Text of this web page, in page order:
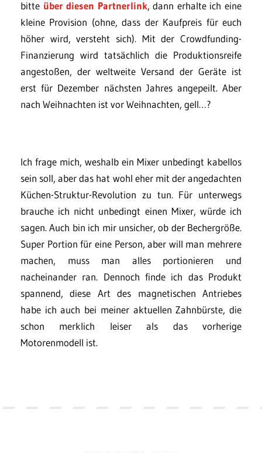
bitte über diesen Partnerlink, dann erhalte ich eine
kleine Provision (ohne, dass der Kaufpreis für euch
höher wird, versteht sich). Mit der Crowdfunding-
Finanzierung wird tatsächlich die Produktionsreife
angestoßen, der weltweite Versand der Geräte ist
erst für Dezember nächsten Jahres angepeilt. Aber
nach Weihnachten ist vor Weihnachten, gell…?
Ich frage mich, weshalb ein Mixer unbedingt kabellos
sein soll, aber das hat wohl eher mit der angedachten
Küchen-Struktur-Revolution zu tun. Für unterwegs
brauche ich nicht unbedingt einen Mixer, würde ich
sagen. Auch bin ich mir unsicher, ob der Bechergröße.
Super Portion für eine Person, aber will man mehrere
machen, muss man alles portionieren und
nacheinander ran. Dennoch finde ich das Produkt
spannend, diese Art des magnetischen Antriebes
habe ich auch bei meiner aktuellen Zahnbürste, die
schon merklich leiser als das vorherige
Motorenmodell ist.